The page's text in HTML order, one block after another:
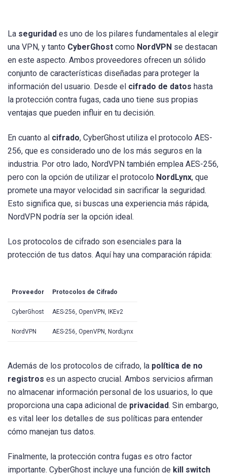
La seguridad es uno de los pilares fundamentales al elegir
una VPN, y tanto CyberGhost como NordVPN se destacan
en este aspecto. Ambos proveedores ofrecen un sólido
conjunto de características diseñadas para proteger la
información del usuario. Desde el cifrado de datos hasta
la protección contra fugas, cada uno tiene sus propias
ventajas que pueden influir en tu decisión.
En cuanto al cifrado, CyberGhost utiliza el protocolo AES-
256, que es considerado uno de los más seguros en la
industria. Por otro lado, NordVPN también emplea AES-256,
pero con la opción de utilizar el protocolo NordLynx, que
promete una mayor velocidad sin sacrificar la seguridad.
Esto significa que, si buscas una experiencia más rápida,
NordVPN podría ser la opción ideal.
Los protocolos de cifrado son esenciales para la
protección de tus datos. Aquí hay una comparación rápida:
Proveedor Protocolos de Cifrado
CyberGhost AES-256, OpenVPN, IKEv2
NordVPN AES-256, OpenVPN, NordLynx
Además de los protocolos de cifrado, la política de no
registros es un aspecto crucial. Ambos servicios afirman
no almacenar información personal de los usuarios, lo que
proporciona una capa adicional de privacidad. Sin embargo,
es vital leer los detalles de sus políticas para entender
cómo manejan tus datos.
Finalmente, la protección contra fugas es otro factor
importante. CyberGhost incluye una función de kill switch